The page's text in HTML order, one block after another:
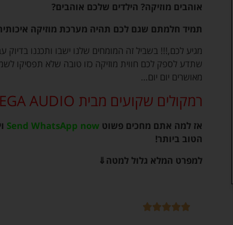
אוהבים מוזיקה? הילדים שלכם אוהבים?
תמיד חלמתם שגם לכם תהיה מערכת מוזיקה
מגיע לכם,!!! בשביל זה המומחים שלנו ישבו ותכננו
שתדע לספק לכם חווית מוזיקה כזו טובה שלא תפסיקו
מאושרים יום יום…
רמקולים שקועים מבית OMEGA AUDIO
אז למה אתם מחכים פשוטSend WhatsApp now
הטוב ביותר!
למפרט המלא גלול למטה⇓